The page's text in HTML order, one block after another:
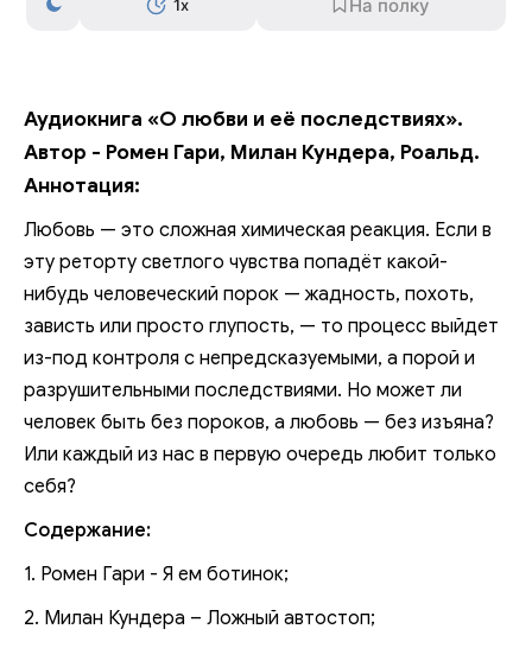
1x
Аудиокнига «О любви и её последствиях».
Автор - Ромен Гари, Милан Кундера, Роальд.
Аннотация:
Любовь — это сложная химическая реакция. Если в
эту реторту светлого чувства попадёт какой-
нибудь человеческий порок — жадность, похоть,
зависть или просто глупость, — то процесс выйдет
из-под контроля с непредсказуемыми, а порой и
разрушительными последствиями. Но может ли
человек быть без пороков, а любовь — без изъяна?
Или каждый из нас в первую очередь любит только
себя?
Содержание:
1. Ромен Гари - Я ем ботинок;
2. Милан Кундера – Ложный автостоп;